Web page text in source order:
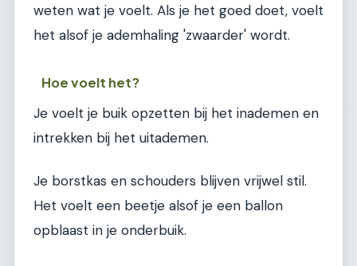
weten wat je voelt. Als je het goed doet, voelt
het alsof je ademhaling 'zwaarder' wordt.
Hoe voelt het?
Je voelt je buik opzetten bij het inademen en
intrekken bij het uitademen.
Je borstkas en schouders blijven vrijwel stil.
Het voelt een beetje alsof je een ballon
opblaast in je onderbuik.